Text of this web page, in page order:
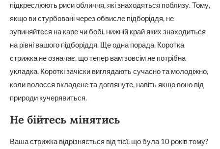
підкреслюють риси обличчя, які знаходяться поблизу. Тому,
якщо ви стурбовані через обвисле підборіддя, не
зупиняйтеся на каре чи бобі, нижній край яких знаходиться
на рівні вашого підборіддя. Ще одна порада. Коротка
стрижка не означає, що тепер вам зовсім не потрібна
укладка. Короткі зачіски виглядають сучасно та молодіжно,
коли волосся вкладене та доглянуте, навіть якщо воно від
природи кучерявиться.
Не бійтесь мінятись
Ваша стрижка відрізняється від тієї, що була 10 років тому?